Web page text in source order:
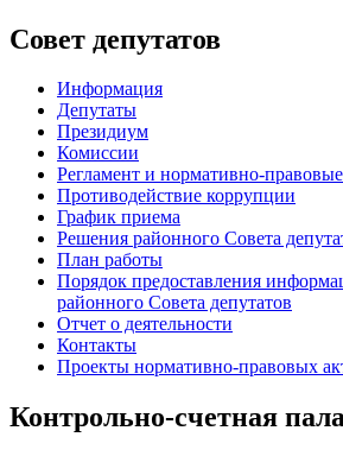
Совет депутатов
Информация
Депутаты
Президиум
Комиссии
Регламент и нормативно-
Противодействие коррупции
График приема
Решения районного Совета
План работы
Порядок предоставления
районного Совета депутатов
Отчет о деятельности
Контакты
Проекты нормативно-правовых
Контрольно-счетная